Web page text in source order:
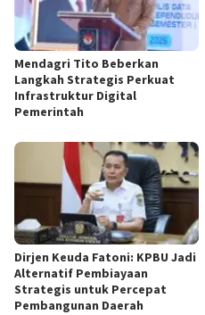
Mendagri Tito Beberkan
Langkah Strategis Perkuat
Infrastruktur Digital
Pemerintah
Dirjen Keuda Fatoni: KPBU Jadi
Alternatif Pembiayaan
Strategis untuk Percepat
Pembangunan Daerah